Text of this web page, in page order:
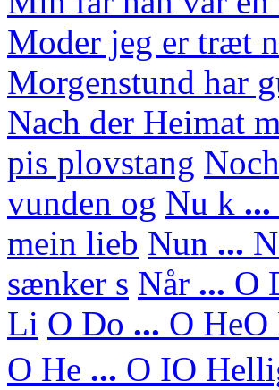
Moder jeg er træt n
Morgenstund har
Nach der Heimat
pis plovstang Noch
vunden og Nu k ...
mein lieb Nun ...
sænker s Når ... O
Li O Do ... O HeO
O He ... O IO